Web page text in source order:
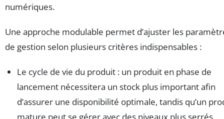
numériques.
Une approche modulable permet d’ajuster les
de gestion selon plusieurs critères indispensables :
Le cycle de vie du produit : un produit en phase de
lancement nécessitera un stock plus important afin
d’assurer une disponibilité optimale, tandis qu’un
mature peut se gérer avec des niveaux plus serrés.